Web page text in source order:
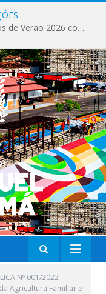
Nº 001/2022
Agricultura Familiar e